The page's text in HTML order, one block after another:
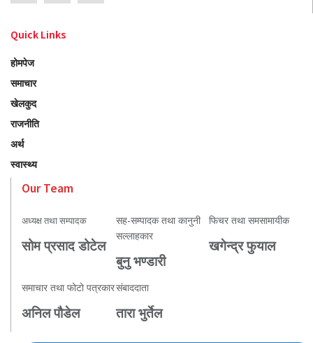
Quick Links
होमपेज
समाचार
खेलकुद
राजनीति
अर्थ
स्वास्थ्य
Our Team
अध्यक्ष तथा सम्पादक
सोम प्रसाद डोटेल
सह-सम्पादक तथा कानुनी
सल्लाहकार
बुनु भण्डारी
फिचर तथा समसामायीक
खगेन्द्र फुयाल
समाचार तथा फोटो पत्रकार
अनिल पौडेल
संबाददाता
तारा भुर्तेल